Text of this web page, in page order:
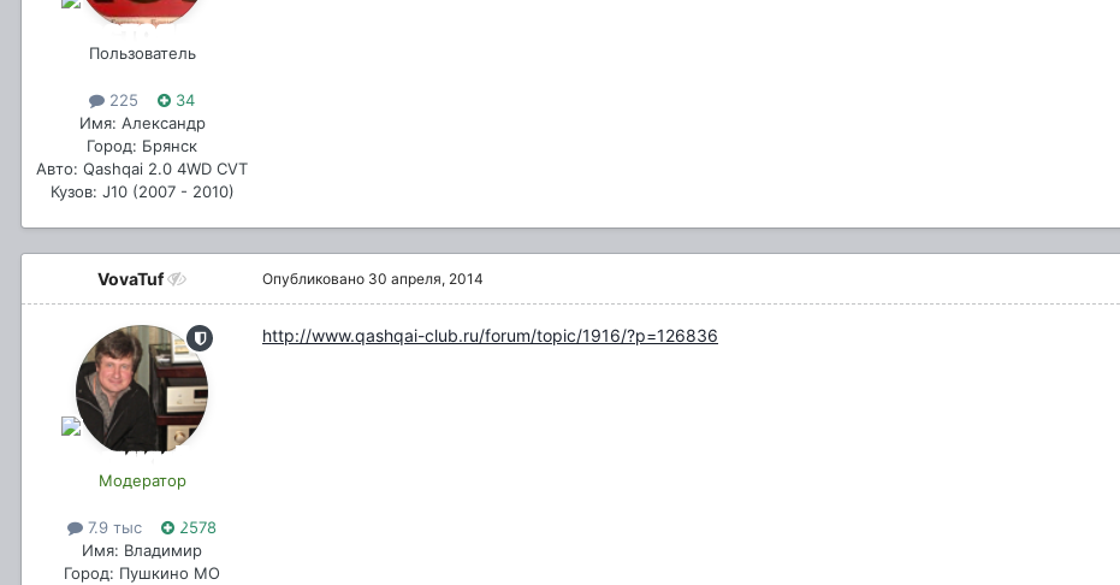
Пользователь
225
34
Имя: Александр
Город: Брянск
Авто: Qashqai 2.0 4WD CVT
Кузов: J10 (2007 - 2010)
VovaTuf
Модератор
7.9 тыс
2578
Имя: Владимир
Город: Пушкино МО
Опубликовано 30 апреля, 2014
http://www.qashqai-club.ru/forum/topic/1916/?p=126836